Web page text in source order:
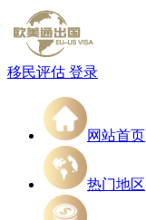
移民评估 登录
网站首页
热门地区